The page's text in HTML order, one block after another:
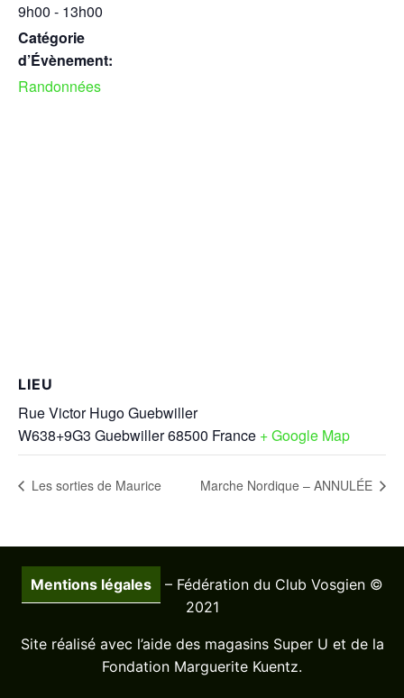
9h00 - 13h00
Catégorie
d’Évènement:
Randonnées
LIEU
Rue Victor Hugo Guebwiller
W638+9G3 Guebwiller68500 France + Google Map
Les sorties de Maurice Marche Nordique – ANNULÉE
Mentions légales
– Fédération du Club Vosgien ©
2021
Site réalisé avec l’aide des magasins Super U et de la
Fondation Marguerite Kuentz.